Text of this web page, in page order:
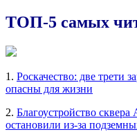
ТОП-5 самых
1. Роскачество: две трети
опасны для жизни
2. Благоустройство
остановили из-за